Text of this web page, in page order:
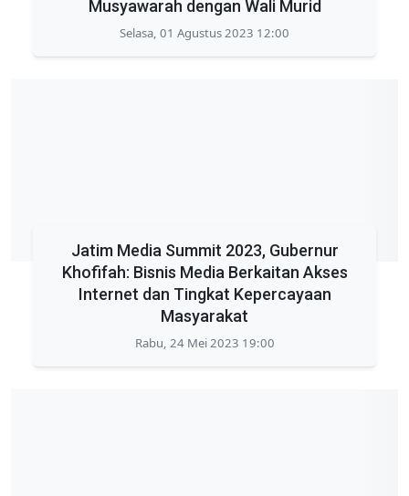
Musyawarah dengan Wali Murid
Selasa, 01 Agustus 2023 12:00
Jatim Media Summit 2023, Gubernur
Khofifah: Bisnis Media Berkaitan Akses
Internet dan Tingkat Kepercayaan
Masyarakat
Rabu, 24 Mei 2023 19:00